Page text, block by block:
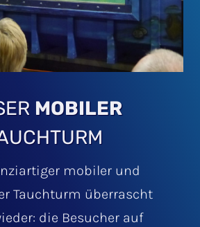
MOBILER
mobiler und
Tauchturm überrascht
die Besucher auf